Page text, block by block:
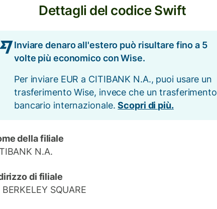
Dettagli del codice Swift
Inviare denaro all'estero può risultare fino a 5
volte più economico con Wise.
Per inviare EUR a CITIBANK N.A., puoi usare un
trasferimento Wise, invece che un trasferimento
bancario internazionale.Scopri di più.
della filiale
N.A.
di filiale
BERKELEY SQUARE